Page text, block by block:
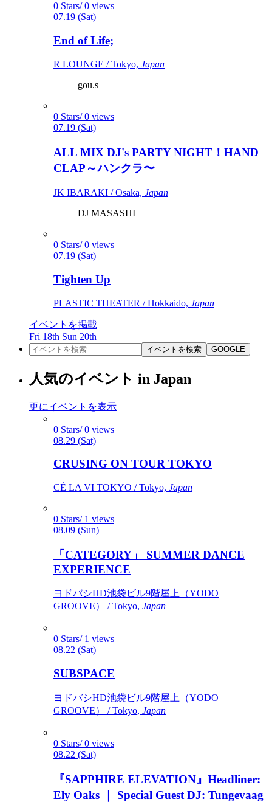
0 Stars/ 0 views
07.19 (Sat)
End of Life;
R LOUNGE / Tokyo, Japan
gou.s
0 Stars/ 0 views
07.19 (Sat)
ALL MIX DJ's PARTY NIGHT！HAND
CLAP～ハンクラ〜
JK IBARAKI / Osaka, Japan
DJ MASASHI
0 Stars/ 0 views
07.19 (Sat)
Tighten Up
PLASTIC THEATER / Hokkaido, Japan
イベントを掲載
Fri 18th Sun 20th
イベントを検索 GOOGLE
人気のイベント in Japan
更にイベントを表示
0 Stars/ 0 views
08.29 (Sat)
CRUSING ON TOUR TOKYO
CÉ LA VI TOKYO / Tokyo, Japan
0 Stars/ 1 views
08.09 (Sun)
「CATEGORY」 SUMMER DANCE
EXPERIENCE
ヨドバシHD池袋ビル9階屋上（YODO
GROOVE） / Tokyo, Japan
0 Stars/ 1 views
08.22 (Sat)
SUBSPACE
ヨドバシHD池袋ビル9階屋上（YODO
GROOVE） / Tokyo, Japan
0 Stars/ 0 views
08.22 (Sat)
『SAPPHIRE ELEVATION』Headliner:
Ely Oaks ｜ Special Guest DJ: Tungevaag